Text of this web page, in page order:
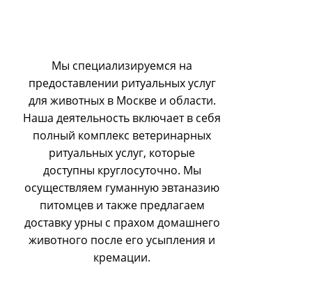
Мы специализируемся на
предоставлении ритуальных услуг
для животных в Москве и области.
Наша деятельность включает в себя
полный комплекс ветеринарных
ритуальных услуг, которые
доступны круглосуточно. Мы
осуществляем гуманную эвтаназию
питомцев и также предлагаем
доставку урны с прахом домашнего
животного после его усыпления и
кремации.